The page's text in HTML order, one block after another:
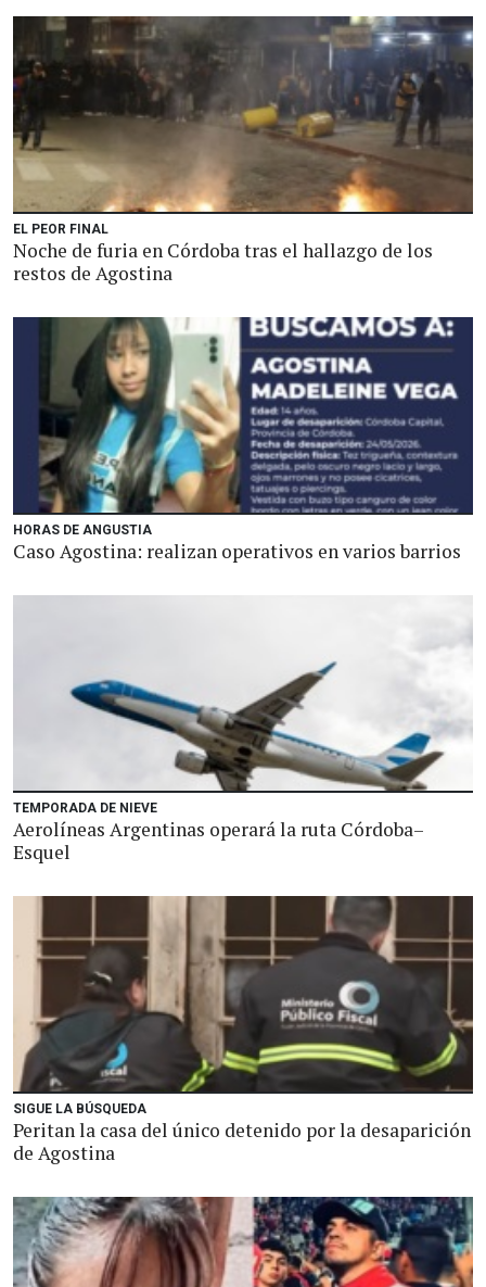
EL PEOR FINAL
Noche de furia en Córdoba tras el hallazgo de los
restos de Agostina
HORAS DE ANGUSTIA
Caso Agostina: realizan operativos en varios barrios
TEMPORADA DE NIEVE
Aerolíneas Argentinas operará la ruta Córdoba–
Esquel
SIGUE LA BÚSQUEDA
Peritan la casa del único detenido por la desaparición
de Agostina